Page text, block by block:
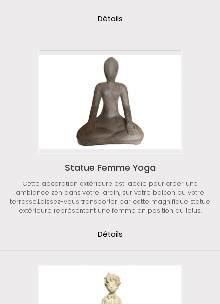
Détails
Statue Femme Yoga
Cette décoration extérieure est idéale pour créer une
ambiance zen dans votre jardin, sur votre balcon ou votre
terrasse.Laissez-vous transporter par cette magnifique statue
extérieure représentant une femme en position du lotus.
Détails